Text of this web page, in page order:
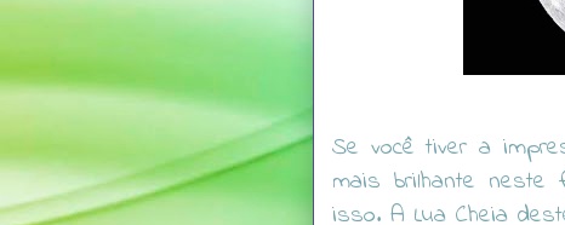
Se você tiver a
mais brilhante
isso. A Lua Cheia